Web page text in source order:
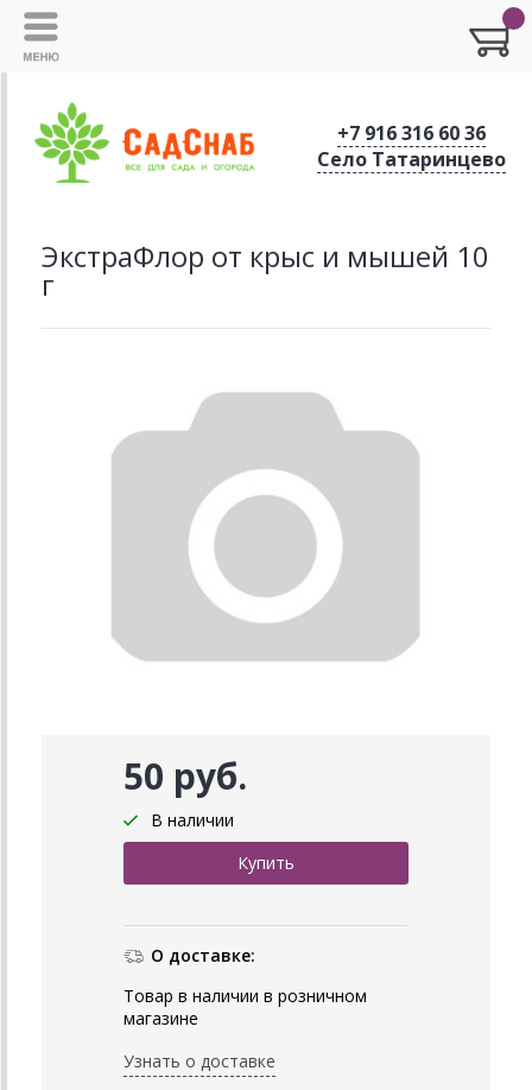
+7 916 316 60 36
Село Татаринцево
ЭкстраФлор от крыс и мышей 10
г
50 руб.
В наличии
О доставке:
Товар в наличии в розничном
магазине
Узнать о доставке